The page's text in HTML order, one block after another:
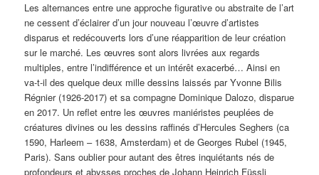
Les alternances entre une approche figurative ou abstraite de l’art
ne cessent d’éclairer d’un jour nouveau l’œuvre d’artistes
disparus et redécouverts lors d’une réapparition de leur création
sur le marché. Les œuvres sont alors livrées aux regards
multiples, entre l’indifférence et un intérêt exacerbé… Ainsi en
va-t-il des quelque deux mille dessins laissés par Yvonne Bilis
Régnier (1926-2017) et sa compagne Dominique Dalozo, disparue
en 2017. Un reflet entre les œuvres maniéristes peuplées de
créatures divines ou les dessins raffinés d’Hercules Seghers (ca
1590, Harleem – 1638, Amsterdam) et de Georges Rubel (1945,
Paris). Sans oublier pour autant des êtres inquiétants nés de
profondeurs et abysses proches de Johann Heinrich Füssli